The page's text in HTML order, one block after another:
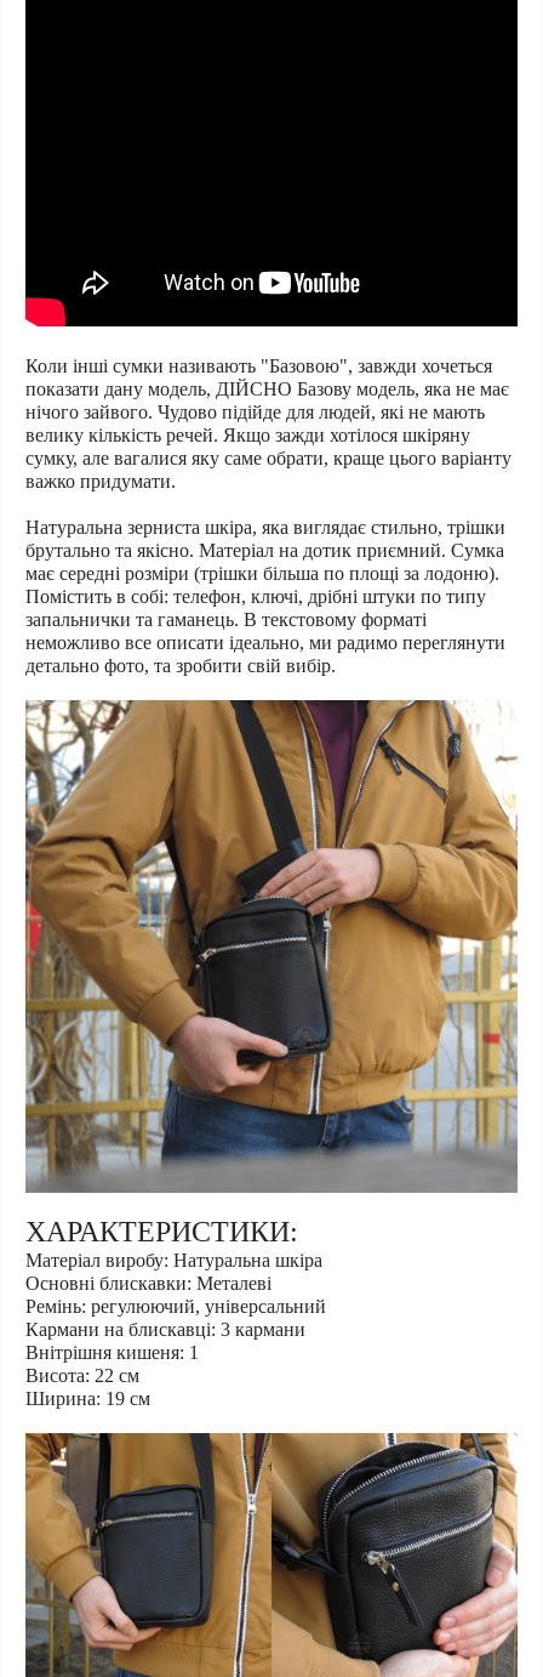
Коли інші сумки називають "Базовою", завжди хочеться
показати дану модель, ДІЙСНО Базову модель, яка не має
нічого зайвого. Чудово підійде для людей, які не мають
велику кількість речей. Якщо зажди хотілося шкіряну
сумку, але вагалися яку саме обрати, краще цього варіанту
важко придумати.
Натуральна зерниста шкіра, яка виглядає стильно, трішки
брутально та якісно. Матеріал на дотик приємний. Сумка
має середні розміри (трішки більша по площі за лодоню).
Помістить в собі: телефон, ключі, дрібні штуки по типу
запальнички та гаманець. В текстовому форматі
неможливо все описати ідеально, ми радимо переглянути
детально фото, та зробити свій вибір.
ХАРАКТЕРИСТИКИ:
Матеріал виробу: Натуральна шкіра
Основні блискавки: Металеві
Ремінь: регулюючий, універсальний
Кармани на блискавці: 3 кармани
Внітрішня кишеня: 1
Висота: 22 см
Ширина: 19 см